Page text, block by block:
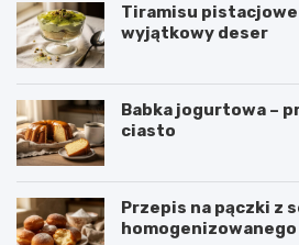
Tiramisu pistacjowe
wyjątkowy deser
Babka jogurtowa –
ciasto
Przepis na pączki z